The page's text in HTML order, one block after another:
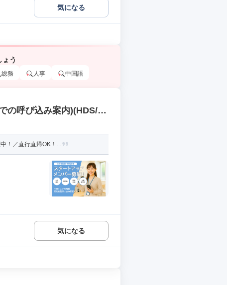
気になる
う
総務 人事 中国語
の呼び込み案内)(HDS/P
！／直行直帰OK！...
気になる